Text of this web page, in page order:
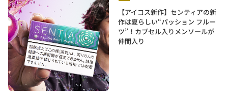
【アイコス新作】センティアの新
作は夏らしい“パッション フルー
ツ”！カプセル入りメンソールが
仲間入り